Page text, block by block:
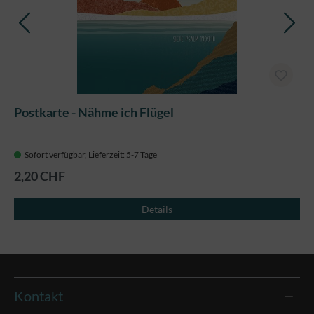
Postkarte - Nähme ich Flügel
Sofort verfügbar, Lieferzeit: 5-7 Tage
2,20 CHF
Details
Kontakt